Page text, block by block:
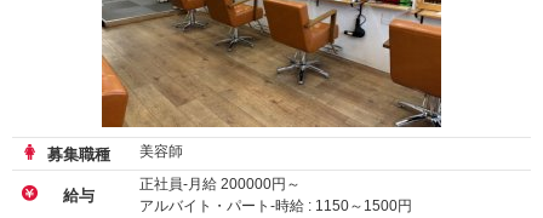
募集職種 美容師
給与
正社員-月給 200000円～
アルバイト・パート-時給 : 1150～ 1500円